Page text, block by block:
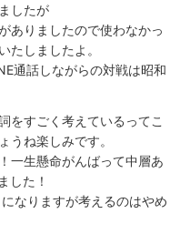
したが
ありましたので使わなかっ
たしましたよ。
通話しながらの対戦は昭和
をすごく考えているってこ
うね楽しみです。
一生懸命がんばって中層あ
した！
なりますが考えるのはやめ